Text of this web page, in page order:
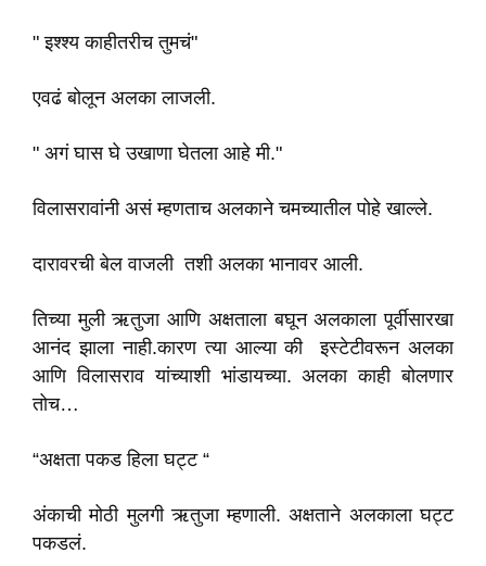
" इश्श्य काहीतरीच तुमचं"
एवढं बोलून अलका लाजली.
" अगं घास घे उखाणा घेतला आहे मी."
विलासरावांनी असं म्हणताच अलकाने चमच्यातील पोहे खाल्ले.
दारावरची बेल वाजली तशी अलका भानावर आली.
तिच्या मुली ऋतुजा आणि अक्षताला बघून अलकाला पूर्वीसारखा
आनंद झाला नाही.कारण त्या आल्या की इस्टेटीवरून अलका
आणि विलासराव यांच्याशी भांडायच्या. अलका काही बोलणार
तोच…
“अक्षता पकड हिला घट्ट “
अंकाची मोठी मुलगी ऋतुजा म्हणाली. अक्षताने अलकाला घट्ट
पकडलं.